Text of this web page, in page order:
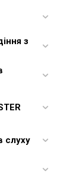
з
слуху